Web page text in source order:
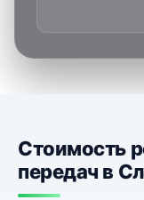
Стоимость
передач в